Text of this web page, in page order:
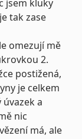
jsem kluky
tak zase
omezují mě
2.
postižená,
je celkem
a
nic
má, ale